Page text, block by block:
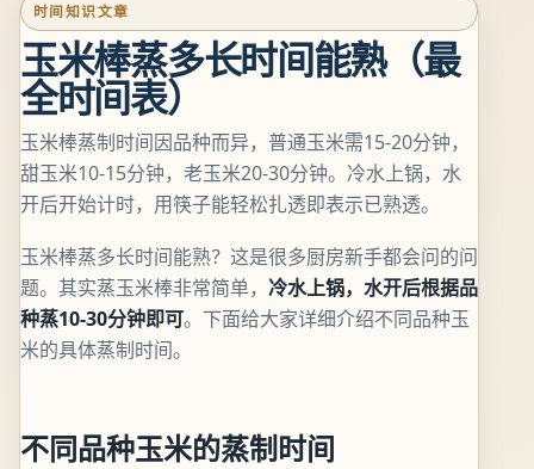
时间知识文章
玉米棒蒸多长时间能熟（最
全时间表）
玉米棒蒸制时间因品种而异，普通玉米需15-20分钟，
甜玉米10-15分钟，老玉米20-30分钟。冷水上锅，水
开后开始计时，用筷子能轻松扎透即表示已熟透。
玉米棒蒸多长时间能熟？这是很多厨房新手都会问的问
题。其实蒸玉米棒非常简单， 冷水上锅，水开后根据品
种蒸10-30分钟即可。下面给大家详细介绍不同品种玉
米的具体蒸制时间。
不同品种玉米的蒸制时间